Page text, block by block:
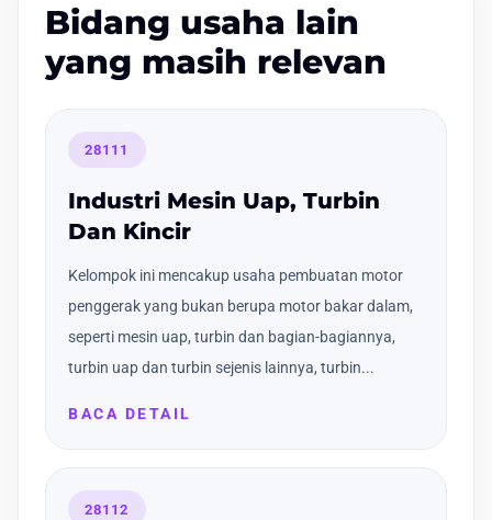
Bidang usaha lain
yang masih relevan
28111
Industri Mesin Uap, Turbin
Dan Kincir
Kelompok ini mencakup usaha pembuatan motor
penggerak yang bukan berupa motor bakar dalam,
seperti mesin uap, turbin dan bagian-bagiannya,
turbin uap dan turbin sejenis lainnya, turbin...
BACA DETAIL
28112